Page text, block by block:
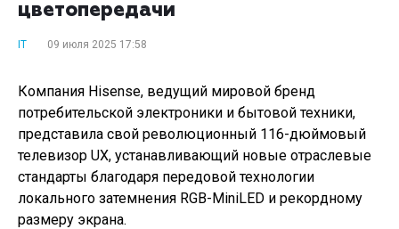
цветопередачи
IT 09 июля 2025 17:58
Компания Hisense, ведущий мировой бренд
потребительской электроники и бытовой техники,
представила свой революционный 116-дюймовый
телевизор UX, устанавливающий новые отраслевые
стандарты благодаря передовой технологии
локального затемнения RGB-MiniLED и рекордному
размеру экрана.